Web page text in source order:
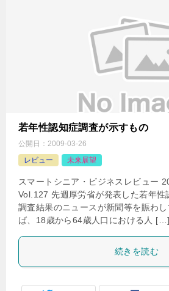
若年性認知症調査が示すもの
公開日： 2009-03-26
レビュー
未来展望
スマートシニア・ビジネスレビュー
Vol.127 先週厚労省が発表した若年性
調査結果のニュースが新聞等を賑わ
ば、18歳から64歳人口における人 […]
続きを読む